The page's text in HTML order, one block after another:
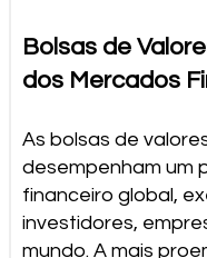
Bolsas de
dos Mercados
As bolsas de
desempenham um
financeiro global,
investidores,
mundo. A mais